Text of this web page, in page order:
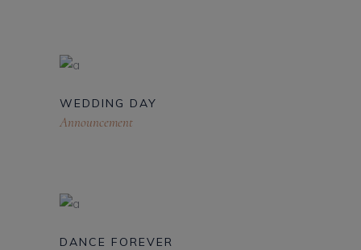
WEDDING DAY
Announcement
DANCE FOREVER